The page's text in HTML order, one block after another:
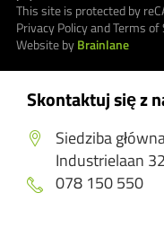
Skontaktuj się z
Siedziba
Industrielaan
078 150 550
This site is protected by
Privacy PolicyandTerms of
Website byBrainlane